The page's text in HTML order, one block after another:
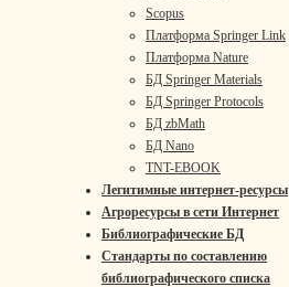
Scopus
Платформа Springer Link
Платформа Nature
БД Springer Materials
БД Springer Protocols
БД zbMath
БД Nano
TNT-EBOOK
Легитимные интернет-ресурсы
Агроресурсы в сети Интернет
Библиографические БД
Стандарты по составлению
библиографического списка